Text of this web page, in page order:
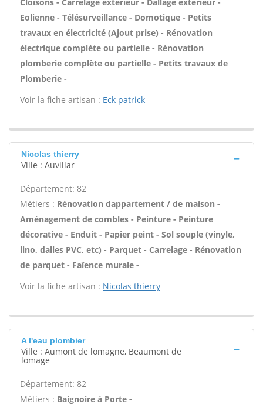
Eolienne - Télésurveillance - Domotique - Petits
travaux en électricité (Ajout prise) - Rénovation
électrique complète ou partielle - Rénovation
plomberie complète ou partielle - Petits travaux de
Plomberie -
Voir la fiche artisan : Eck patrick
Nicolas thierry
Ville : Auvillar
Département: 82
Métiers : Rénovation dappartement / de maison -
Aménagement de combles - Peinture - Peinture
décorative - Enduit - Papier peint - Sol souple (vinyle,
lino, dalles PVC, etc) - Parquet - Carrelage - Rénovation
de parquet - Faïence murale -
Voir la fiche artisan : Nicolas thierry
A l'eau plombier
Ville : Aumont de lomagne, Beaumont de
lomage
Département: 82
Métiers : Baignoire à Porte -